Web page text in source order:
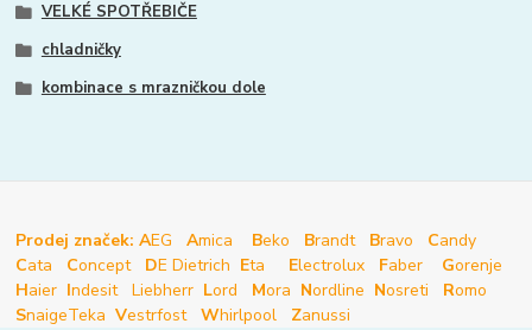
VELKÉ SPOTŘEBIČE
chladničky
kombinace s mrazničkou dole
Prodej značek: AEG Amica Beko Brandt Bravo Candy
Cata Concept DE Dietrich Eta Electrolux Faber Gorenje
Haier Indesit Liebherr Lord Mora Nordline Nosreti Romo
SnaigeTeka Vestrfost Whirlpool Zanussi